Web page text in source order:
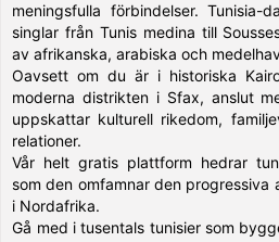
meningsfulla förbindelser. Tunisia-
singlar från Tunis medina till
av afrikanska, arabiska och
Oavsett om du är i historiska
moderna distrikten i Sfax, anslut
uppskattar kulturell rikedom,
relationer.
Vår helt gratis plattform hedrar
som den omfamnar den progressiva
i Nordafrika.
Gå med i tusentals tunisier som